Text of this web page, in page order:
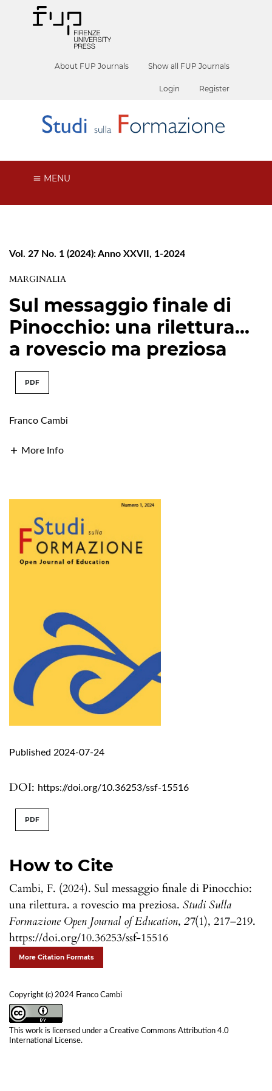
About FUP Journals Show all FUP Journals
Login Register
MENU
Vol. 27 No. 1 (2024): Anno XXVII, 1-2024
MARGINALIA
Sul messaggio finale di
Pinocchio: una rilettura...
a rovescio ma preziosa
PDF
Franco Cambi
More Info
DOI: https://doi.org/10.36253/ssf-15516
Published 2024-07-24
How to Cite
Cambi, F. (2024). Sul messaggio finale di Pinocchio:
una rilettura. a rovescio ma preziosa. Studi Sulla
Formazione Open Journal of Education, 27(1), 217–219.
https://doi.org/10.36253/ssf-15516
More Citation Formats
Copyright (c) 2024 Franco Cambi
This work is licensed under a Creative Commons Attribution 4.0
International License.
PDF